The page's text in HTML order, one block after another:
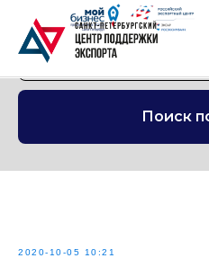
Поиск
2020-10-05 10:21